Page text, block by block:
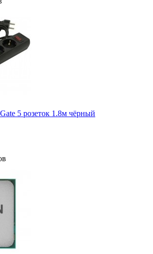
5 розеток 1.8м чёрный